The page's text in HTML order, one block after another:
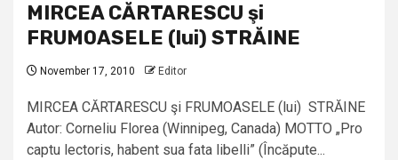
MIRCEA CĂRTARESCU şi
FRUMOASELE (lui) STRĂINE
November 17, 2010 Editor
MIRCEA CĂRTARESCU şi FRUMOASELE (lui) STRĂINE
Autor: Corneliu Florea (Winnipeg, Canada) MOTTO „Pro
captu lectoris, habent sua fata libelli” (Încăpute...